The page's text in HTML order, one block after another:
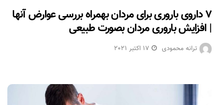
۷ داروی باروری برای مردان بهمراه بررسی عوارض آنها
| افزایش باروری مردان بصورت طبیعی
ترانه محمودی 17 اکتبر 2021